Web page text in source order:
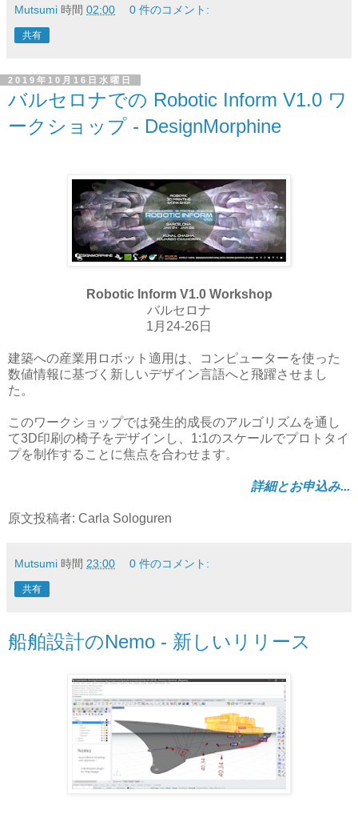
Mutsumi 時間 02:00 0 件のコメント:
共有
2019年10月16日水曜日
バルセロナでの Robotic Inform V1.0 ワ
ークショップ - DesignMorphine
Robotic Inform V1.0 Workshop
バルセロナ
1月24-26日
建築への産業用ロボット適用は、コンピューターを使った
数値情報に基づく新しいデザイン言語へと飛躍させまし
た。
このワークショップでは発生的成長のアルゴリズムを通し
て3D印刷の椅子をデザインし、1:1のスケールでプロトタイ
プを制作することに焦点を合わせます。
詳細とお申込み...
原文投稿者: Carla Sologuren
Mutsumi 時間 23:00 0 件のコメント:
共有
船舶設計のNemo - 新しいリリース